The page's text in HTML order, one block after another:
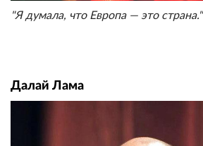
"Я думала, что Европа — это страна."
Далай Лама